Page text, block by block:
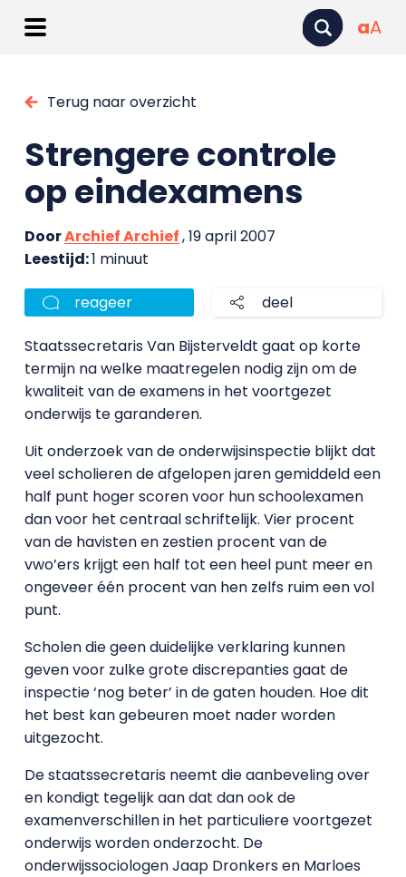
aA
Terug naar overzicht
Strengere controle
op eindexamens
DoorArchief Archief, 19 april 2007
Leestijd:1 minuut
reageer deel
Staatssecretaris Van Bijsterveldt gaat op korte
termijn na welke maatregelen nodig zijn om de
kwaliteit van de examens in het voortgezet
onderwijs te garanderen.
Uit onderzoek van de onderwijsinspectie blijkt dat
veel scholieren de afgelopen jaren gemiddeld een
half punt hoger scoren voor hun schoolexamen
dan voor het centraal schriftelijk. Vier procent
van de havisten en zestien procent van de
vwo’ers krijgt een half tot een heel punt meer en
ongeveer één procent van hen zelfs ruim een vol
punt.
Scholen die geen duidelijke verklaring kunnen
geven voor zulke grote discrepanties gaat de
inspectie ‘nog beter’ in de gaten houden. Hoe dit
het best kan gebeuren moet nader worden
uitgezocht.
De staatssecretaris neemt die aanbeveling over
en kondigt tegelijk aan dat dan ook de
examenverschillen in het particuliere voortgezet
onderwijs worden onderzocht. De
onderwijssociologen Jaap Dronkers en Marloes